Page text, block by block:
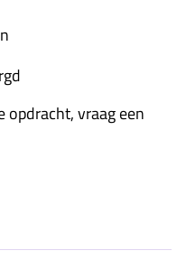
opdracht, vraag een